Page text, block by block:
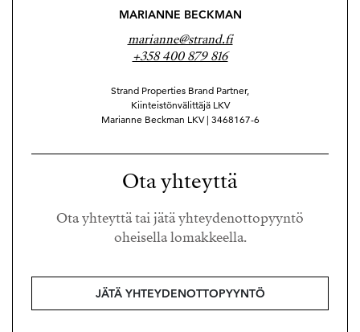
MARIANNE BECKMAN
marianne@strand.fi
+358 400 879 816
Strand Properties Brand Partner,
Kiinteistönvälittäjä LKV
Marianne Beckman LKV | 3468167-6
Ota yhteyttä
Ota yhteyttä tai jätä yhteydenottopyyntö
oheisella lomakkeella.
JÄTÄ YHTEYDENOTTOPYYNTÖ